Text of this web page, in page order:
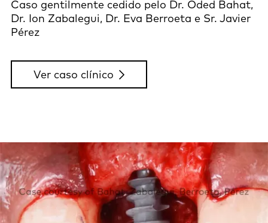
Caso gentilmente cedido pelo Dr. Oded Bahat,
Dr. Ion Zabalegui, Dr. Eva Berroeta e Sr. Javier
Pérez
Ver caso clínico